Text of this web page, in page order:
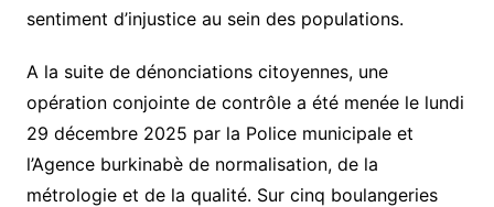
sentiment d’injustice au sein des populations.
A la suite de dénonciations citoyennes, une
opération conjointe de contrôle a été menée le lundi
29 décembre 2025 par la Police municipale et
l’Agence burkinabè de normalisation, de la
métrologie et de la qualité. Sur cinq boulangeries